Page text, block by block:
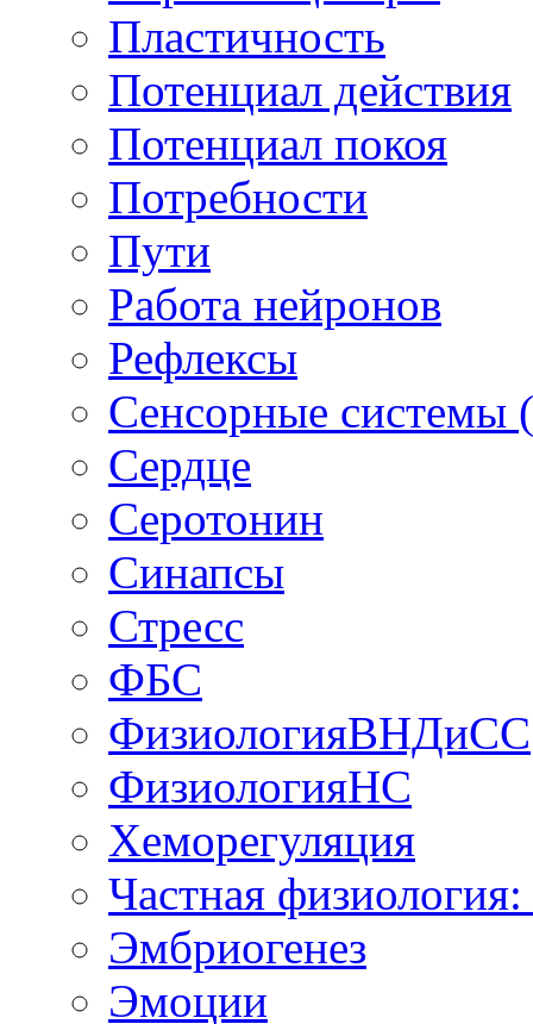
Пластичность
Потенциал действия
Потенциал покоя
Потребности
Пути
Работа нейронов
Рефлексы
Сенсорные системы
Сердце
Серотонин
Синапсы
Стресс
ФБС
ФизиологияВНДиСС
ФизиологияНС
Хеморегуляция
Частная
Эмбриогенез
Эмоции